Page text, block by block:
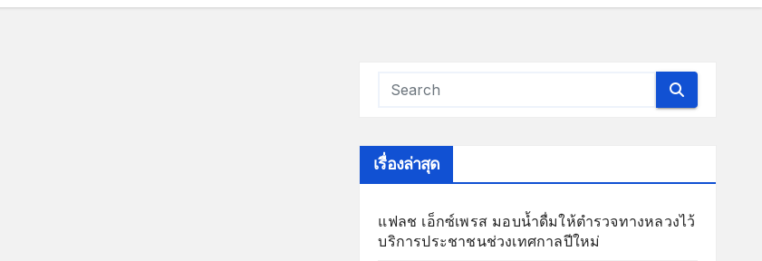
เรื่องล่าสุด
แฟลช เอ็กซ์เพรส มอบน้ำดื่มให้ตำรวจทางหลวงไว้
บริการประชาชนช่วงเทศกาลปีใหม่